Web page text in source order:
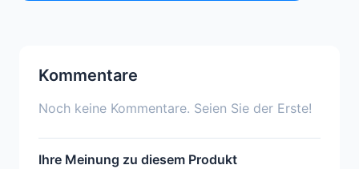
Kommentare
Noch keine Kommentare. Seien Sie der Erste!
Ihre Meinung zu diesem Produkt